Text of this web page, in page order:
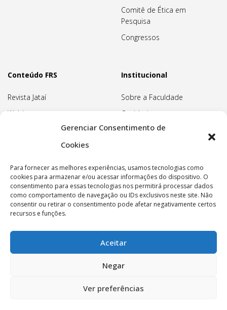
Gerenciar Consentimento de
Cookies
Para fornecer as melhores experiências, usamos tecnologias como
cookies para armazenar e/ou acessar informações do dispositivo. O
consentimento para essas tecnologias nos permitirá processar dados
como comportamento de navegação ou IDs exclusivos neste site. Não
consentir ou retirar o consentimento pode afetar negativamente certos
recursos e funções.
Aceitar
Negar
Ver preferências
Comitê de Ética em
Pesquisa
Congressos
Conteúdo FRS
Revista Jataí
Webinars
Institucional
Sobre a Faculdade
Ouvidoria
Pedagogia Waldorf
Nossa Sede
Política de privacidade
Associação Pedagógica Rudolf Steiner - CNPJ